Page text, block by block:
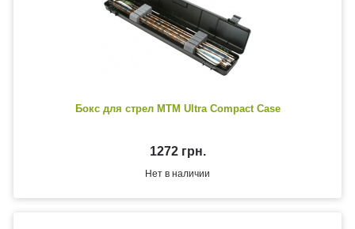
Бокс для стрел MTM Ultra Compact Case
1272 грн.
Нет в наличии